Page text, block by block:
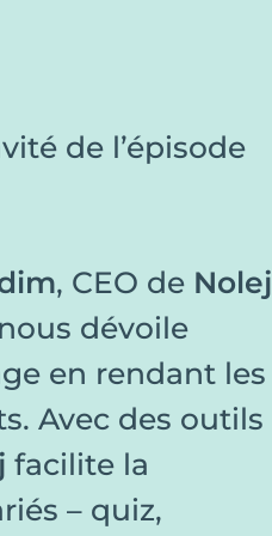
de l’épisode
, CEO de Nolej
dévoile
en rendant les
Avec des outils
facilite la
– quiz,